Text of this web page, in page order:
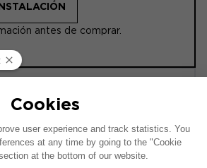
antes de comprar.